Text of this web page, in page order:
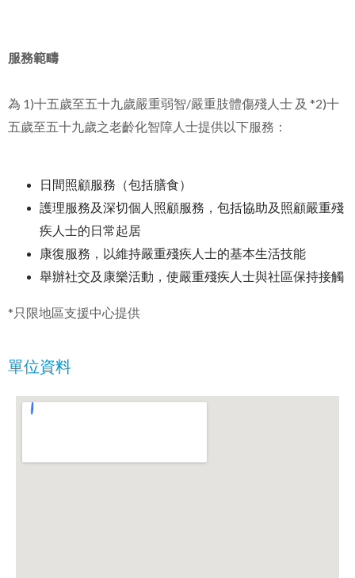
服務範疇
為 1)十五歲至五十九歲嚴重弱智/嚴重肢體傷殘人士 及 *2)十
五歲至五十九歲之老齡化智障人士提供以下服務：
日間照顧服務（包括膳食）
護理服務及深切個人照顧服務，包括協助及照顧嚴重殘
疾人士的日常起居
康復服務，以維持嚴重殘疾人士的基本生活技能
舉辦社交及康樂活動，使嚴重殘疾人士與社區保持接觸
*只限地區支援中心提供
單位資料